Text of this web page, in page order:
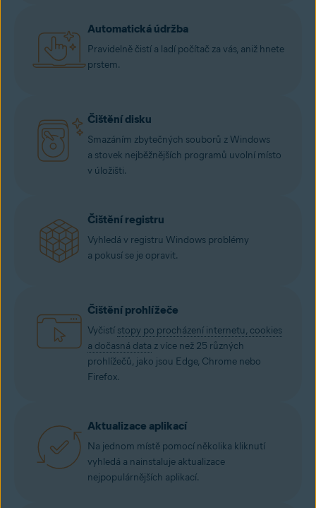
Automatická údržba
Pravidelně čistí a ladí počítač za vás, aniž hnete
prstem.
Čištění disku
Smazáním zbytečných souborů z Windows
a stovek nejběžnějších programů uvolní místo
v úložišti.
Čištění registru
Vyhledá v registru Windows problémy
a pokusí se je opravit.
Čištění prohlížeče
Vyčistí stopy po procházení internetu, cookies
a dočasná data z více než 25 různých
prohlížečů, jako jsou Edge, Chrome nebo
Firefox.
Aktualizace aplikací
Na jednom místě pomocí několika kliknutí
vyhledá a nainstaluje aktualizace
nejpopulárnějších aplikací.